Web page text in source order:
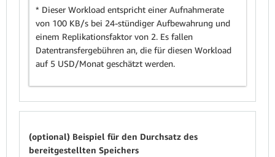
* Dieser Workload entspricht einer Aufnahmerate
von 100 KB/s bei 24-stündiger Aufbewahrung und
einem Replikationsfaktor von 2. Es fallen
Datentransfergebühren an, die für diesen Workload
auf 5 USD/Monat geschätzt werden.
(optional) Beispiel für den Durchsatz des
bereitgestellten Speichers